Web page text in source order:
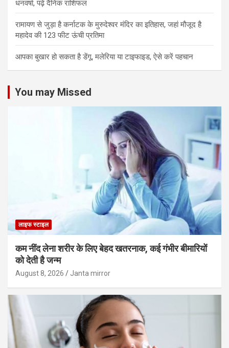
धनवर्षा, पढ़ें दैनिक राशिफल
रामायण से जुड़ा है कर्नाटक के मुरुदेश्वर मंदिर का इतिहास, जहां मौजूद है
महादेव की 123 फीट ऊंची प्रतिमा
आपका बुखार हो सकता है डेंगू, मलेरिया या टाइफाइड, ऐसे करें पहचान
You may Missed
लाइफ स्टाइल
कम नींद लेना शरीर के लिए बेहद खतरनाक, कई गंभीर बीमारियों
को देती है जन्म
August 8, 2026 Janta mirror